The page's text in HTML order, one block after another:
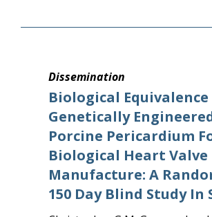
Dissemination
Biological Equivalence
Genetically
Porcine Pericardium
Biological Heart Valve
Manufacture: A
150 Day Blind Study In